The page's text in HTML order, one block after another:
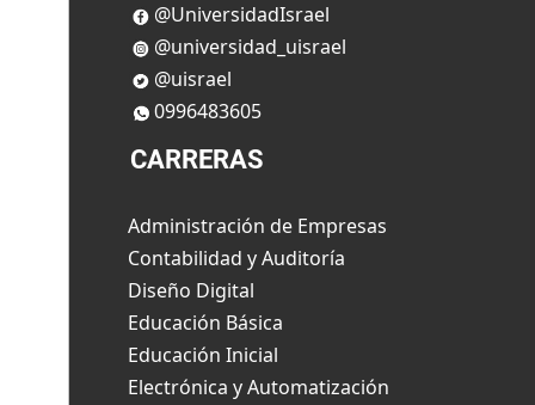
@UniversidadIsrael
@universidad_uisrael
@uisrael
0996483605
CARRERAS
Administración de Empresas
Contabilidad y Auditoría
Diseño Digital
Educación Básica
Educación Inicial
Electrónica y Automatización